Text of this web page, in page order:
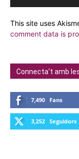
This site uses
comment data is
Connecta't amb
7,490 Fans
3,252 Seguidors